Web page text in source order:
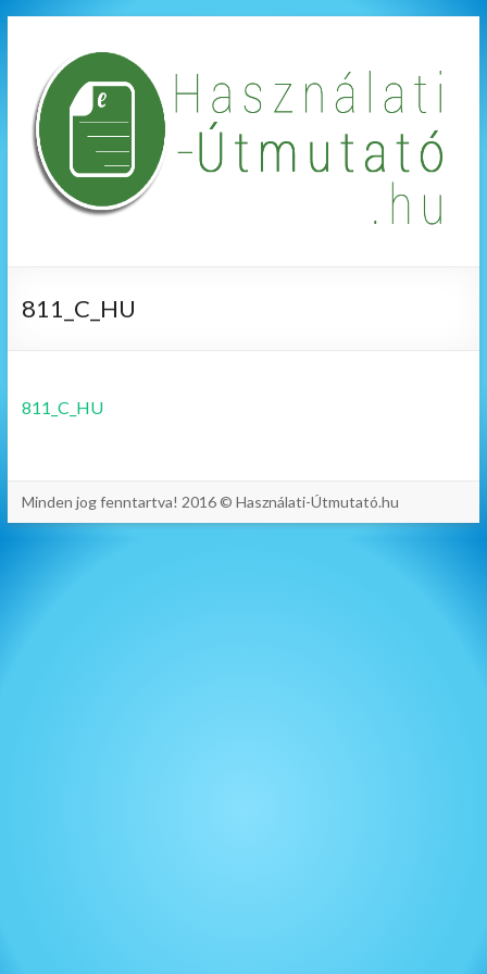
811_C_HU
811_C_HU
Minden jog fenntartva! 2016 © Használati-Útmutató.hu